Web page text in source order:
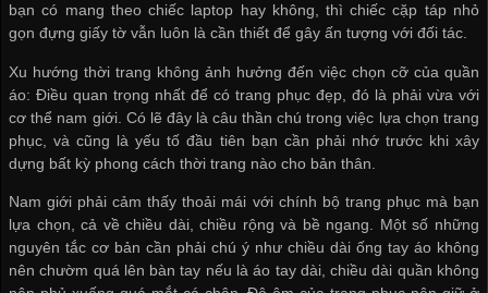
bạn có mang theo chiếc laptop hay không, thì chiếc cặp táp nhỏ
gọn đựng giấy tờ vẫn luôn là cần thiết để gây ấn tượng với đối tác.
Xu hướng thời trang không ảnh hưởng đến việc chọn cỡ của quần
áo: Điều quan trọng nhất để có trang phục đẹp, đó là phải vừa với
cơ thể nam giới. Có lẽ đây là câu thần chú trong việc lựa chọn trang
phục, và cũng là yếu tố đầu tiên bạn cần phải nhớ trước khi xây
dựng bất kỳ phong cách thời trang nào cho bản thân.
Nam giới phải cảm thấy thoải mái với chính bộ trang phục mà bạn
lựa chọn, cả về chiều dài, chiều rộng và bề ngang. Một số những
nguyên tắc cơ bản cần phải chú ý như chiều dài ống tay áo không
nên chườm quá lên bàn tay nếu là áo tay dài, chiều dài quần không